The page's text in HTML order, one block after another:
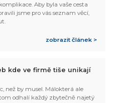
Aby byla vaše cesta
jsme pro vás seznam věcí,
zobrazit článek >
kde ve firmě tiše unikají
než by musel. Málokterá ale
odhalí každý zbytečně najetý